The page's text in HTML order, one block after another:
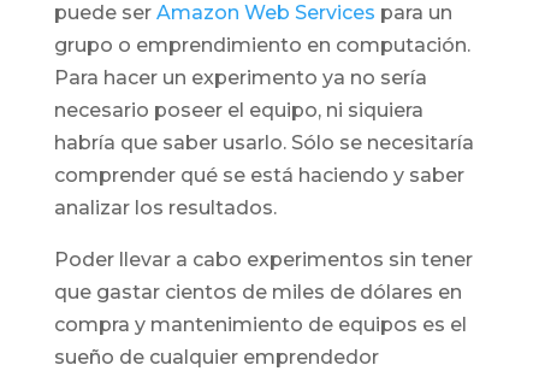
puede ser Amazon Web Services para un
grupo o emprendimiento en computación.
Para hacer un experimento ya no sería
necesario poseer el equipo, ni siquiera
habría que saber usarlo. Sólo se necesitaría
comprender qué se está haciendo y saber
analizar los resultados.
Poder llevar a cabo experimentos sin tener
que gastar cientos de miles de dólares en
compra y mantenimiento de equipos es el
sueño de cualquier emprendedor